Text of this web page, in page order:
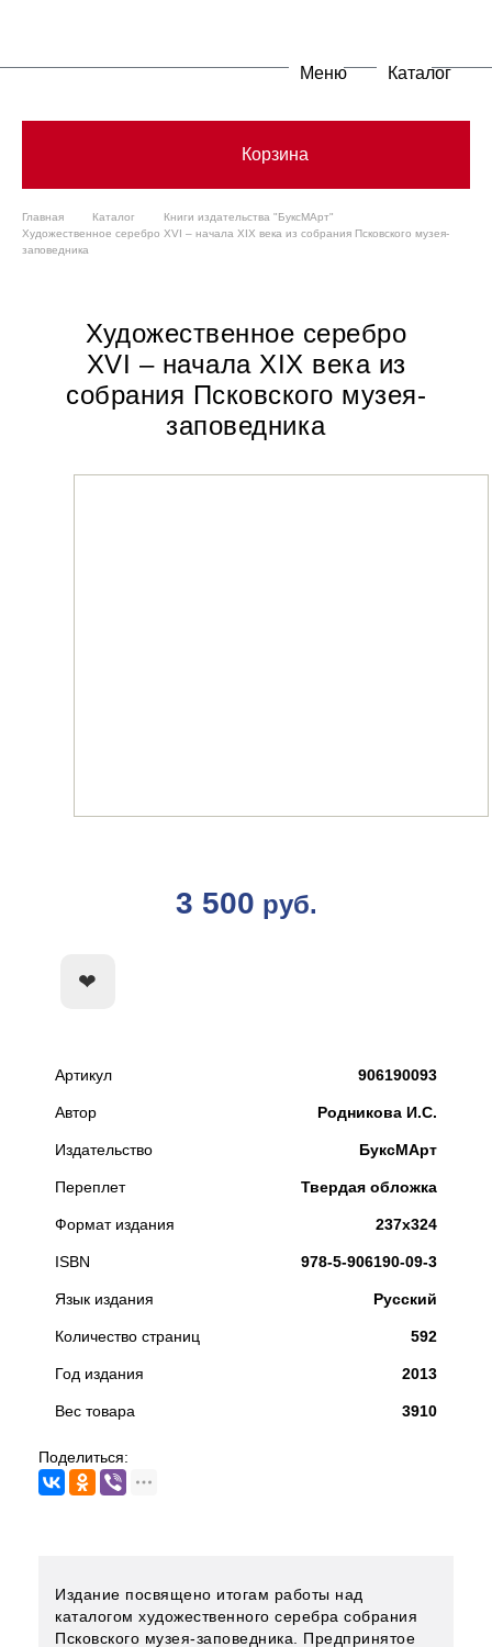
Меню Каталог
Корзина
Главная Каталог
Книги издательства "БуксМАрт"
Художественное серебро XVI – начала XIX века из собрания Псковского музея-
заповедника
Художественное серебро
XVI – начала XIX века из
собрания Псковского музея-
заповедника
3 500 руб.
Артикул 906190093
Автор Родникова И.С.
Издательство БуксМАрт
Переплет Твердая обложка
Формат издания 237х324
ISBN 978-5-906190-09-3
Язык издания Русский
Количество страниц 592
Год издания 2013
Вес товара 3910
Поделиться:
Издание посвящено итогам работы над
каталогом художественного серебра собрания
Псковского музея-заповедника. Предпринятое